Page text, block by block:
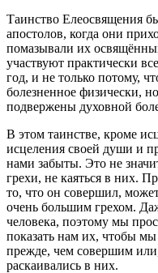
Таинство Елеосвящения
апостолов, когда они
помазывали их
участвуют практически
год, и не только потому,
болезненное физически,
подвержены духовной
В этом таинстве, кроме
исцеления своей души и
нами забыты. Это не
грехи, не каяться в них.
то, что он совершил,
очень большим грехом.
человека, поэтому мы
показать нам их, чтобы
прежде, чем совершим
раскаивались в них.